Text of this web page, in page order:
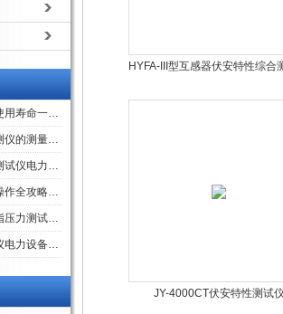
断路器触头压力仪的使用寿命一般是多久？
户外隔离开关压力检测仪的测量数据如何与GIS系统对接实现智能化运维？
隔离开关触指头压力测试仪电力系统安全运行的“定海神针”
开关触指压力测量仪操作全攻略：从准备到精准测量的实战指南
户外高压隔离开关触指压力测试仪的作用与价值
开关触指头压力测试仪电力设备安全的“隐形守护者”
HYFA-III型互感器伏安特性综合
JY-4000CT伏安特性测试